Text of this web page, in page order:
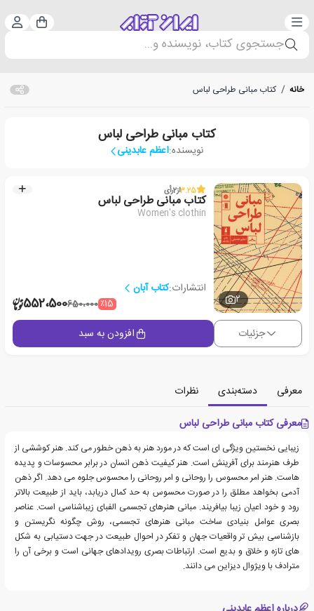
دسته‌بندی سبد
جستجوی کتاب، نویسنده و...
خانه / کتاب مبانی طراحی لباس
کتاب مبانی طراحی لباس
نویسنده:اعظم عابدینی
2
3.25از2رأی
کتاب مبانی طراحی لباس
Women's clothin
انتشارات:کتاب آبان
٪15650،000552،500
جزئیات افزودن به سبد
معرفی دسته‌بندی
نظرات
معرفی کتاب مبانی طراحی لباس
زیبایی نخستین ویژگی ای است که در مورد هنر به ذهن خطور می کند. هنر کوششی از
طرف هنرمند برای آفرینش است. هنر کیفیت ذهن انسان در برابر محسوسات و پدیده
هاست. هنر امر محسوس را روحانی و امر روحانی را محسوس جلوه می دهد. اگر ذهن
آدمی بخواهد مطلق را در صورت محسوس به حد کمال دریابد، باید از طبیعت بالاتر
رود و خود اعیان زیبا بیافریند. مبانی هنرهای تجسمی الفبای زیباشناسی است. عناصر
بصری عوامل بنیادی ساخت مبانی هنرهای تجسمی، روش چگونه نگریستن و
بازشناسی بیش تر واقعیات جهان و تفکر در احوال طبیعت در جهت دستیابی به شکل
های تازه و خلاق و بدیع است. ارتباطات بصری رویدادهای جهانی است و برخی آن را
مترادف با ویژوال دیزاین می دانند.